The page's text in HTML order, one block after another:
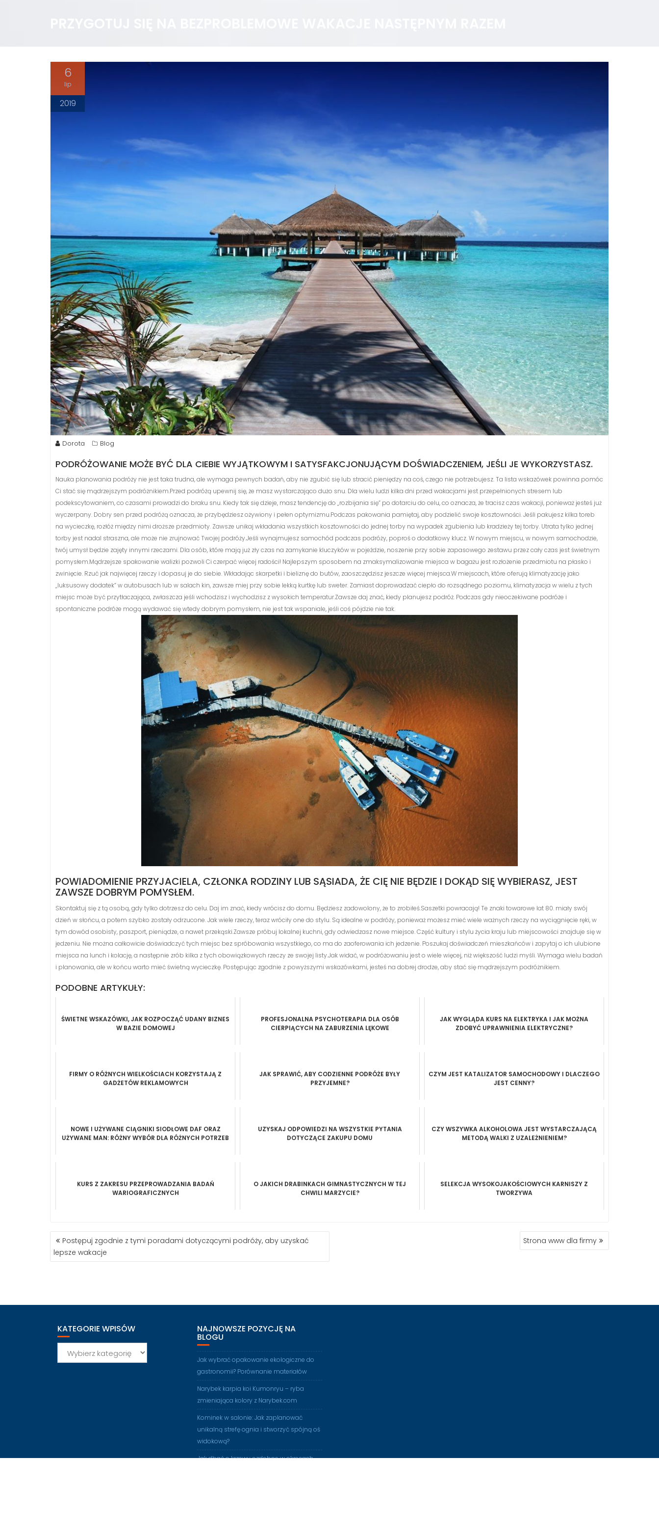
6
lip
2019
Dorota Blog
PODRÓŻOWANIE MOŻE BYĆ DLA CIEBIE WYJĄTKOWYM I SATYSFAKCJONUJĄCYM DOŚWIADCZENIEM, JEŚLI JE WYKORZYSTASZ.
Nauka planowania podróży nie jest taka trudna, ale wymaga pewnych badań, aby nie zgubić się lub stracić pieniędzy na coś, czego nie potrzebujesz. Ta lista wskazówek powinna pomóc
Ci stać się mądrzejszym podróżnikiem.Przed podróżą upewnij się, że masz wystarczająco dużo snu. Dla wielu ludzi kilka dni przed wakacjami jest przepełnionych stresem lub
podekscytowaniem, co czasami prowadzi do braku snu. Kiedy tak się dzieje, masz tendencję do „rozbijania się” po dotarciu do celu, co oznacza, że ​​tracisz czas wakacji, ponieważ jesteś już
wyczerpany. Dobry sen przed podróżą oznacza, że ​​przybędziesz ożywiony i pełen optymizmu.Podczas pakowania pamiętaj, aby podzielić swoje kosztowności. Jeśli pakujesz kilka toreb
na wycieczkę, rozłóż między nimi droższe przedmioty. Zawsze unikaj wkładania wszystkich kosztowności do jednej torby na wypadek zgubienia lub kradzieży tej torby. Utrata tylko jednej
torby jest nadal straszna, ale może nie zrujnować Twojej podróży.Jeśli wynajmujesz samochód podczas podróży, poproś o dodatkowy klucz. W nowym miejscu, w nowym samochodzie,
twój umysł będzie zajęty innymi rzeczami. Dla osób, które mają już zły czas na zamykanie kluczyków w pojeździe, noszenie przy sobie zapasowego zestawu przez cały czas jest świetnym
pomysłem.Mądrzejsze spakowanie walizki pozwoli Ci czerpać więcej radości! Najlepszym sposobem na zmaksymalizowanie miejsca w bagażu jest rozłożenie przedmiotu na płasko i
zwinięcie. Rzuć jak najwięcej rzeczy i dopasuj je do siebie. Wkładając skarpetki i bieliznę do butów, zaoszczędzisz jeszcze więcej miejsca.W miejscach, które oferują klimatyzację jako
„luksusowy dodatek” w autobusach lub w salach kin, zawsze miej przy sobie lekką kurtkę lub sweter. Zamiast doprowadzać ciepło do rozsądnego poziomu, klimatyzacja w wielu z tych
miejsc może być przytłaczająca, zwłaszcza jeśli wchodzisz i wychodzisz z wysokich temperatur.Zawsze daj znać, kiedy planujesz podróż. Podczas gdy nieoczekiwane podróże i
spontaniczne podróże mogą wydawać się wtedy dobrym pomysłem, nie jest tak wspaniale, jeśli coś pójdzie nie tak.
POWIADOMIENIE PRZYJACIELA, CZŁONKA RODZINY LUB SĄSIADA, ŻE ​​CIĘ NIE BĘDZIE I DOKĄD SIĘ WYBIERASZ, JEST
ZAWSZE DOBRYM POMYSŁEM.
Skontaktuj się z tą osobą, gdy tylko dotrzesz do celu. Daj im znać, kiedy wrócisz do domu. Będziesz zadowolony, że to zrobiłeś.Saszetki powracają! Te znaki towarowe lat 80. miały swój
dzień w słońcu, a potem szybko zostały odrzucone. Jak wiele rzeczy, teraz wróciły one do stylu. Są idealne w podróży, ponieważ możesz mieć wiele ważnych rzeczy na wyciągnięcie ręki, w
tym dowód osobisty, paszport, pieniądze, a nawet przekąski.Zawsze próbuj lokalnej kuchni, gdy odwiedzasz nowe miejsce. Część kultury i stylu życia kraju lub miejscowości znajduje się w
jedzeniu. Nie można całkowicie doświadczyć tych miejsc bez spróbowania wszystkiego, co ma do zaoferowania ich jedzenie. Poszukaj doświadczeń mieszkańców i zapytaj o ich ulubione
miejsca na lunch i kolację, a następnie zrób kilka z tych obowiązkowych rzeczy ze swojej listy.Jak widać, w podróżowaniu jest o wiele więcej, niż większość ludzi myśli. Wymaga wielu badań
i planowania, ale w końcu warto mieć świetną wycieczkę. Postępując zgodnie z powyższymi wskazówkami, jesteś na dobrej drodze, aby stać się mądrzejszym podróżnikiem.
PODOBNE ARTYKUŁY:
ŚWIETNE WSKAZÓWKI, JAK ROZPOCZĄĆ UDANY BIZNES
W BAZIE DOMOWEJ
PROFESJONALNA PSYCHOTERAPIA DLA OSÓB
CIERPIĄCYCH NA ZABURZENIA LĘKOWE
JAK WYGLĄDA KURS NA ELEKTRYKA I JAK MOŻNA
ZDOBYĆ UPRAWNIENIA ELEKTRYCZNE?
FIRMY O RÓŻNYCH WIELKOŚCIACH KORZYSTAJĄ Z
GADŻETÓW REKLAMOWYCH
JAK SPRAWIĆ, ABY CODZIENNE PODRÓŻE BYŁY
PRZYJEMNE?
CZYM JEST KATALIZATOR SAMOCHODOWY I DLACZEGO
JEST CENNY?
NOWE I UŻYWANE CIĄGNIKI SIODŁOWE DAF ORAZ
UŻYWANE MAN: RÓŻNY WYBÓR DLA RÓŻNYCH POTRZEB
UZYSKAJ ODPOWIEDZI NA WSZYSTKIE PYTANIA
DOTYCZĄCE ZAKUPU DOMU
CZY WSZYWKA ALKOHOLOWA JEST WYSTARCZAJĄCĄ
METODĄ WALKI Z UZALEŻNIENIEM?
KURS Z ZAKRESU PRZEPROWADZANIA BADAŃ
WARIOGRAFICZNYCH
O JAKICH DRABINKACH GIMNASTYCZNYCH W TEJ
CHWILI MARZYCIE?
SELEKCJA WYSOKOJAKOŚCIOWYCH KARNISZY Z
TWORZYWA
NAWIGACJA
WPISU
Postępuj zgodnie z tymi poradami dotyczącymi podróży, aby uzyskać
lepsze wakacje
Strona www dla firmy
KATEGORIE WPISÓW
wpisów
NAJNOWSZE POZYCJĘ NA
BLOGU
Jak wybrać opakowanie ekologiczne do
gastronomii? Porównanie materiałów
Narybek karpia koi Kumonryu – ryba
zmieniająca kolory z Narybek.com
Kominek w salonie: Jak zaplanować
unikalną strefę ognia i stworzyć spójną oś
widokową?
Jak dbać o krzewy ozdobne w okresach